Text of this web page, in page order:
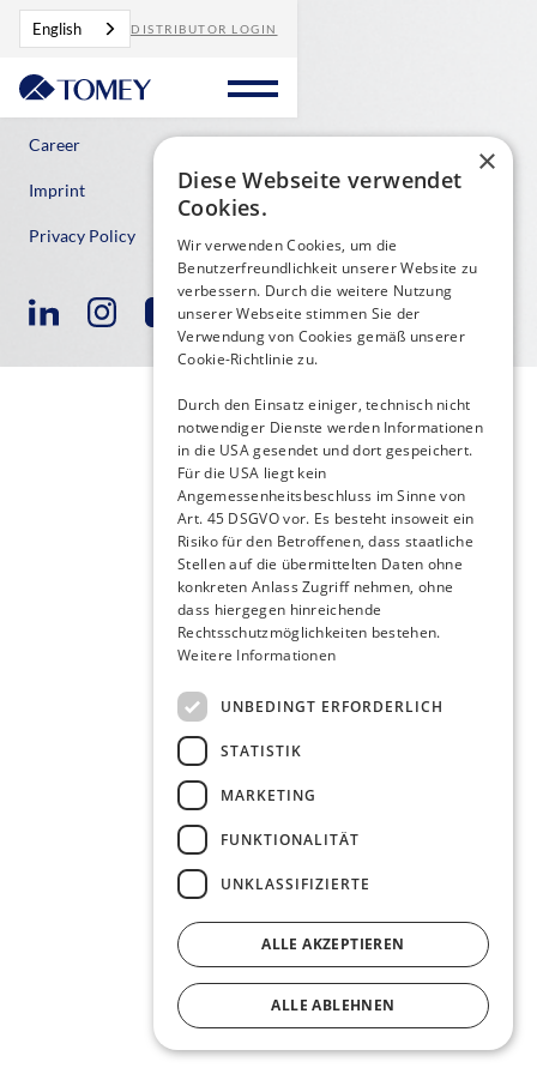
English DISTRIBUTOR LOGIN
Contact
Career
Imprint
Privacy Policy
×
Diese Webseite verwendet
Cookies.
Wir verwenden Cookies, um die
Benutzerfreundlichkeit unserer Website zu
verbessern. Durch die weitere Nutzung
unserer Webseite stimmen Sie der
Verwendung von Cookies gemäß unserer
Cookie-Richtlinie zu.
Durch den Einsatz einiger, technisch nicht
notwendiger Dienste werden Informationen
in die USA gesendet und dort gespeichert.
Für die USA liegt kein
Angemessenheitsbeschluss im Sinne von
Art. 45 DSGVO vor. Es besteht insoweit ein
Risiko für den Betroffenen, dass staatliche
Stellen auf die übermittelten Daten ohne
konkreten Anlass Zugriff nehmen, ohne
dass hiergegen hinreichende
Rechtsschutzmöglichkeiten bestehen.
Weitere Informationen
UNBEDINGT ERFORDERLICH
STATISTIK
MARKETING
FUNKTIONALITÄT
UNKLASSIFIZIERTE
ALLE AKZEPTIEREN
ALLE ABLEHNEN